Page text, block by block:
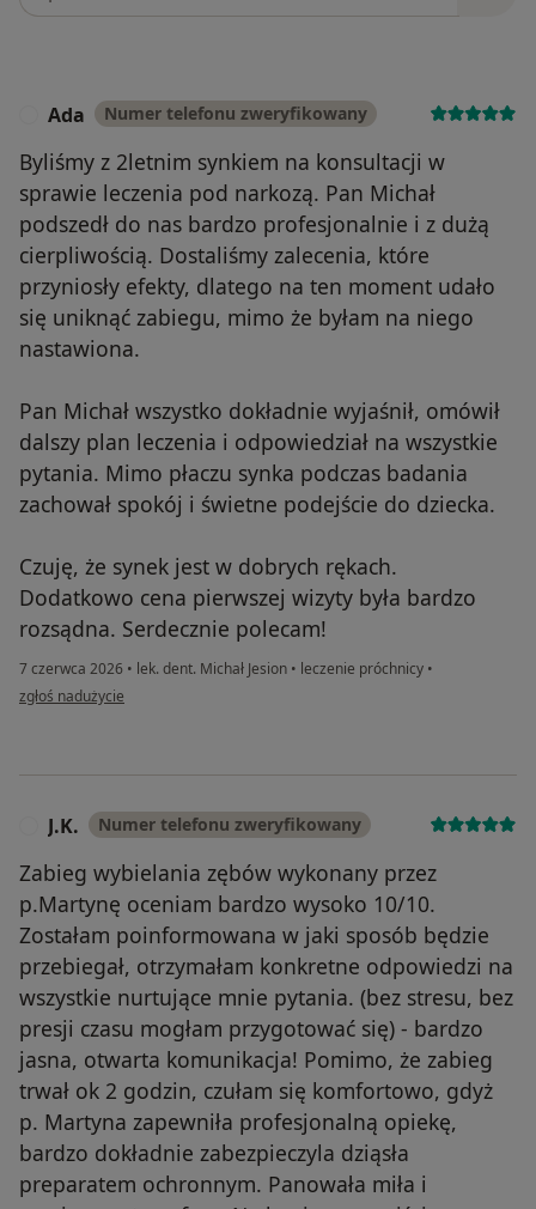
Ada Numer telefonu zweryfikowany
Byliśmy z 2letnim synkiem na konsultacji w
sprawie leczenia pod narkozą. Pan Michał
podszedł do nas bardzo profesjonalnie i z dużą
cierpliwością. Dostaliśmy zalecenia, które
przyniosły efekty, dlatego na ten moment udało
się uniknąć zabiegu, mimo że byłam na niego
nastawiona.
Pan Michał wszystko dokładnie wyjaśnił, omówił
dalszy plan leczenia i odpowiedział na wszystkie
pytania. Mimo płaczu synka podczas badania
zachował spokój i świetne podejście do dziecka.
Czuję, że synek jest w dobrych rękach.
Dodatkowo cena pierwszej wizyty była bardzo
rozsądna. Serdecznie polecam!
7 czerwca 2026 • lek. dent. Michał Jesion • leczenie próchnicy •
w opinii użytkownika Ada
zgłoś nadużycie
J.K. Numer telefonu zweryfikowany
Zabieg wybielania zębów wykonany przez
p.Martynę oceniam bardzo wysoko 10/10.
Zostałam poinformowana w jaki sposób będzie
przebiegał, otrzymałam konkretne odpowiedzi na
wszystkie nurtujące mnie pytania. (bez stresu, bez
presji czasu mogłam przygotować się) - bardzo
jasna, otwarta komunikacja! Pomimo, że zabieg
trwał ok 2 godzin, czułam się komfortowo, gdyż
p. Martyna zapewniła profesjonalną opiekę,
bardzo dokładnie zabezpieczyla dziąsła
preparatem ochronnym. Panowała miła i